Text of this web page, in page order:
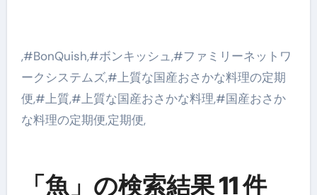
,#BonQuish,#ボンキッシュ,#ファミリーネットワ
ークシステムズ,#上質な国産おさかな料理の定期
便,#上質,#上質な国産おさかな料理,#国産おさか
な料理の定期便,定期便,
「魚」の検索結果 11 件